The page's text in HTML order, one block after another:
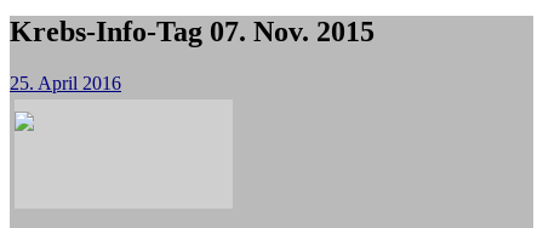
Krebs-Info-Tag 07. Nov. 2015
25. April 2016